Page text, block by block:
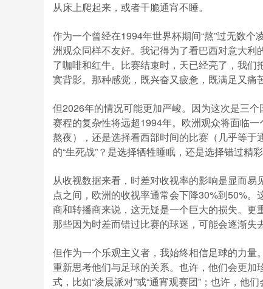
从床上爬起来，或者干脆通宵不睡。
作为一个曾经在1994年世界杯期间“熬”过无数
洲观众同样不友好。我记得为了看巴西对意大
了咖啡和红牛。比赛结束时，天已经亮了，我
寞背影。那种感觉，既兴奋又疲惫，既满足又痛苦
但2026年的情况可能更加严峻。因为这次是三
赛程的复杂性将远超1994年。欧洲观众将面临一
熬夜），还是选择看西部时间的比赛（几乎等于
的“生死战”？是选择牺牲睡眠，还是选择错过精
从收视数据来看，时差对收视率的影响是显而
点之间，欧洲的收视率通常会下降30%到50%
商和转播商来说，这无疑是一个巨大的损失。
那些因为时差而错过比赛的球迷，可能会逐渐失
但作为一个乐观主义者，我始终相信足球的力
重新思考他们与足球的关系。也许，他们会更加
式，比如“凌晨派对”或“通宵观赛团”；也许，他